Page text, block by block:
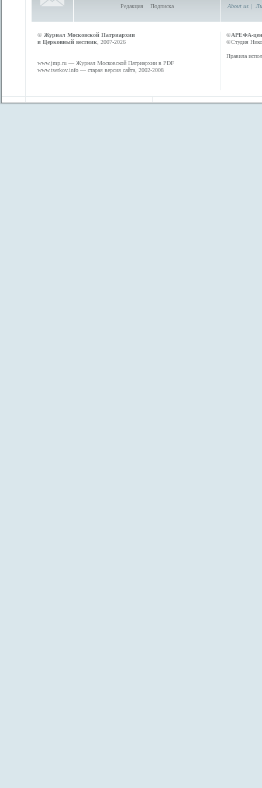
Редакция Подписка
About us |
© Журнал Московской Патриархии
и Церковный вестник , 2007-2026
www.jmp.ru — Журнал Московской Патриархии в PDF
www.tserkov.info — старая версия сайта, 2002-2008
©АРЕФА-
©Студия
Правила